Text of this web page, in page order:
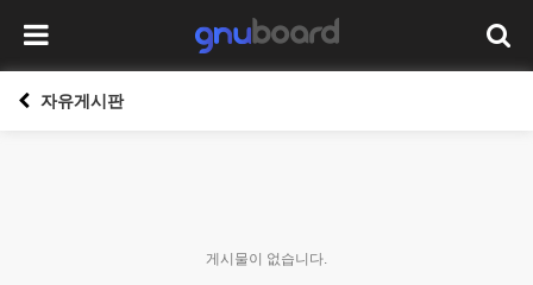
자유게시판
게시물이 없습니다.